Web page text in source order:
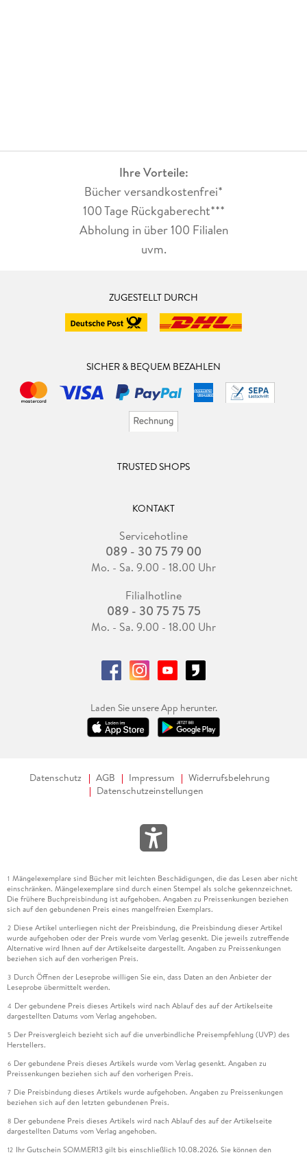
Ihre Vorteile:
Bücher versandkostenfrei*
100 Tage Rückgaberecht***
Abholung in über 100 Filialen
uvm.
ZUGESTELLT DURCH
SICHER & BEQUEM BEZAHLEN
TRUSTED SHOPS
KONTAKT
Servicehotline
089 - 30 75 79 00
Mo. - Sa. 9.00 - 18.00 Uhr
Filialhotline
089 - 30 75 75 75
Mo. - Sa. 9.00 - 18.00 Uhr
Laden Sie unsere App herunter.
Datenschutz AGB Impressum
Widerrufsbelehrung
Datenschutzeinstellungen
1 Mängelexemplare sind Bücher mit leichten Beschädigungen, die das Lesen aber nicht
einschränken. Mängelexemplare sind durch einen Stempel als solche gekennzeichnet.
Die frühere Buchpreisbindung ist aufgehoben. Angaben zu Preissenkungen beziehen
sich auf den gebundenen Preis eines mangelfreien Exemplars.
2 Diese Artikel unterliegen nicht der Preisbindung, die Preisbindung dieser Artikel
wurde aufgehoben oder der Preis wurde vom Verlag gesenkt. Die jeweils zutreffende
Alternative wird Ihnen auf der Artikelseite dargestellt. Angaben zu Preissenkungen
beziehen sich auf den vorherigen Preis.
3 Durch Öffnen der Leseprobe willigen Sie ein, dass Daten an den Anbieter der
Leseprobe übermittelt werden.
4 Der gebundene Preis dieses Artikels wird nach Ablauf des auf der Artikelseite
dargestellten Datums vom Verlag angehoben.
5 Der Preisvergleich bezieht sich auf die unverbindliche Preisempfehlung (UVP) des
Herstellers.
6 Der gebundene Preis dieses Artikels wurde vom Verlag gesenkt. Angaben zu
Preissenkungen beziehen sich auf den vorherigen Preis.
7 Die Preisbindung dieses Artikels wurde aufgehoben. Angaben zu Preissenkungen
beziehen sich auf den letzten gebundenen Preis.
8 Der gebundene Preis dieses Artikels wird nach Ablauf des auf der Artikelseite
dargestellten Datums vom Verlag angehoben.
12 Ihr Gutschein SOMMER13 gilt bis einschließlich 10.08.2026. Sie können den